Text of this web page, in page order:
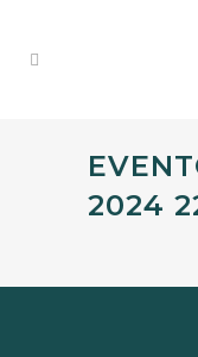
2024